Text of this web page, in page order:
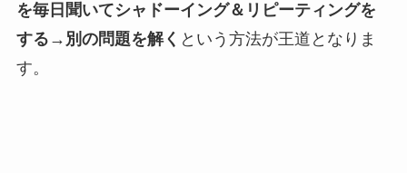
を毎日聞いてシャドーイング＆リピーティングを
する→別の問題を解く という方法が王道となりま
す。